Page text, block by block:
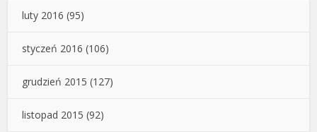
luty 2016 (95)
styczeń 2016 (106)
grudzień 2015 (127)
listopad 2015 (92)